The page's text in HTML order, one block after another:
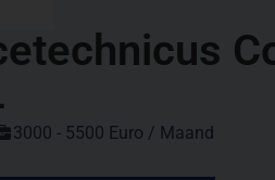
3000 - 5500 Euro / Maand